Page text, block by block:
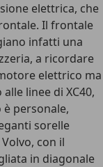
elettrica, che
Il frontale
infatti una
a ricordare
elettrico ma
linee di XC40,
personale,
sorelle
con il
in diagonale